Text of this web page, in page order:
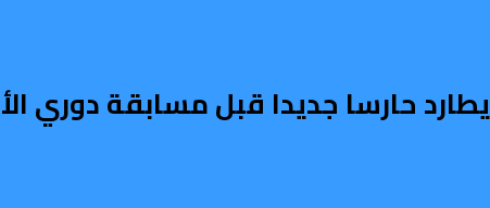
حارسا جديدا قبل مسابقة دوري